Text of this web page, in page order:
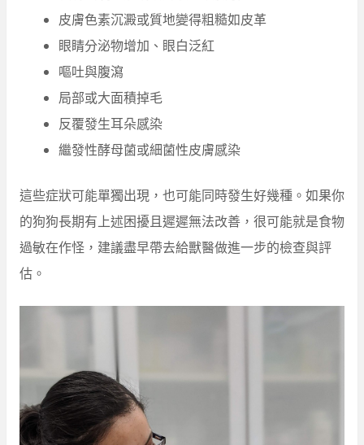
皮膚色素沉澱或質地變得粗糙如皮革
眼睛分泌物增加、眼白泛紅
嘔吐與腹瀉
局部或大面積掉毛
反覆發生耳朵感染
繼發性酵母菌或細菌性皮膚感染
這些症狀可能單獨出現，也可能同時發生好幾種。如果你
的狗狗長期有上述困擾且遲遲無法改善，很可能就是食物
過敏在作怪，建議盡早帶去給獸醫做進一步的檢查與評
估。